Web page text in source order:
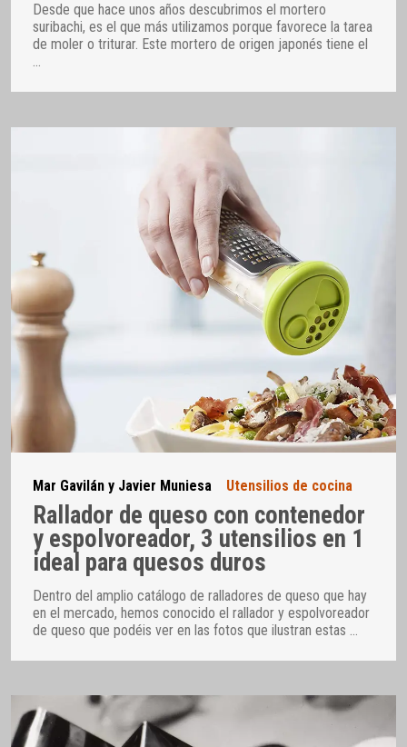
Desde que hace unos años descubrimos el mortero
suribachi, es el que más utilizamos porque favorece la tarea
de moler o triturar. Este mortero de origen japonés tiene el
…
Mar Gavilán y Javier Muniesa Utensilios de cocina
Rallador de queso con contenedor
y espolvoreador, 3 utensilios en 1
ideal para quesos duros
Dentro del amplio catálogo de ralladores de queso que hay
en el mercado, hemos conocido el rallador y espolvoreador
de queso que podéis ver en las fotos que ilustran estas …